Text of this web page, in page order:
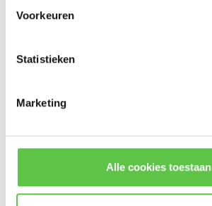
Voorkeuren
Statistieken
Marketing
Alle cookies toestaan
Updates, acties & productinformatie
Abonneer
* Lees hier de wettelijke beperkingen